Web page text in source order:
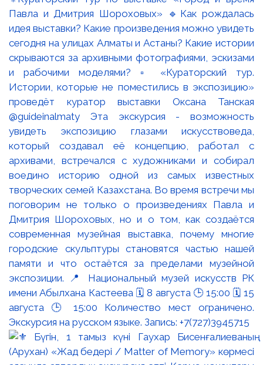
Павла и Дмитрия Шороховых» 🔹Как рождалась
идея выставки? Какие произведения можно увидеть
сегодня на улицах Алматы и Астаны? Какие истории
скрываются за архивными фотографиями, эскизами
и рабочими моделями? ▫️ «Кураторский тур.
Истории, которые не поместились в экспозицию»
проведёт куратор выставки Оксана Танская
@guideinalmaty Эта экскурсия - возможность
увидеть экспозицию глазами искусствоведа,
который создавал её концепцию, работал с
архивами, встречался с художниками и собирал
воедино историю одной из самых известных
творческих семей Казахстана. Во время встречи мы
поговорим не только о произведениях Павла и
Дмитрия Шороховых, но и о том, как создаётся
современная музейная выставка, почему многие
городские скульптуры становятся частью нашей
памяти и что остаётся за пределами музейной
экспозиции. 📍 Национальный музей искусств РК
имени Абылхана Кастеева 🗓 8 августа 🕒 15:00 🗓 15
августа 🕒 15:00 Количество мест ограничено.
Экскурсия на русском языке. Запись: +7(727)3945715